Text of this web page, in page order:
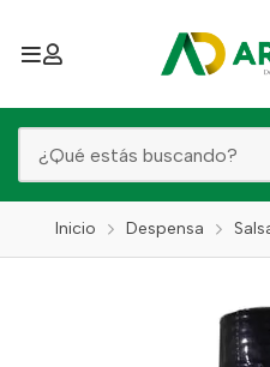
Inicio Despensa